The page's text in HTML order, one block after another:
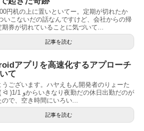
円机の上に置いといてー。定期が切れたか
いこないだの話なんですけど、会社からの帰
期券が切れていることに気づいて...
記事を読む
アプリを高速化するアプローチ
て
うございます。ハヤえもん開発者のりょーた
ので、空き時間にいろい...
記事を読む